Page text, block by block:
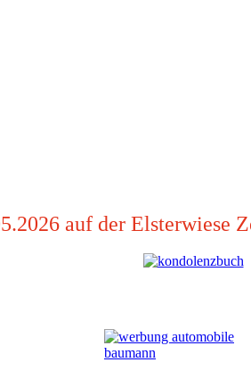
auf der
(hinter Sommerbad) - - -